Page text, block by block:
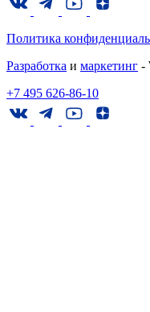
Политика
Разработка и маркетинг -
+7 495 626-86-10